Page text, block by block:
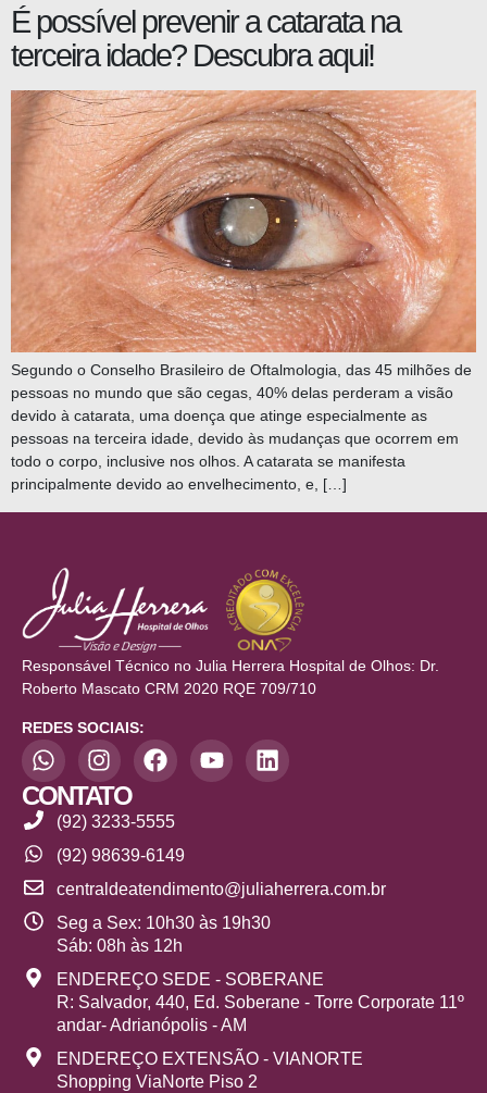
É possível prevenir a catarata na
terceira idade? Descubra aqui!
Segundo o Conselho Brasileiro de Oftalmologia, das 45 milhões de
pessoas no mundo que são cegas, 40% delas perderam a visão
devido à catarata, uma doença que atinge especialmente as
pessoas na terceira idade, devido às mudanças que ocorrem em
todo o corpo, inclusive nos olhos. A catarata se manifesta
principalmente devido ao envelhecimento, e, […]
Responsável Técnico no Julia Herrera Hospital de Olhos: Dr.
Roberto Mascato CRM 2020 RQE 709/710
REDES SOCIAIS:
CONTATO
(92) 3233-5555
(92) 98639-6149
centraldeatendimento@juliaherrera.com.br
Seg a Sex: 10h30 às 19h30
Sáb: 08h às 12h
ENDEREÇO SEDE - SOBERANE
R: Salvador, 440, Ed. Soberane - Torre Corporate 11º
andar- Adrianópolis - AM
ENDEREÇO EXTENSÃO - VIANORTE
Shopping ViaNorte Piso 2